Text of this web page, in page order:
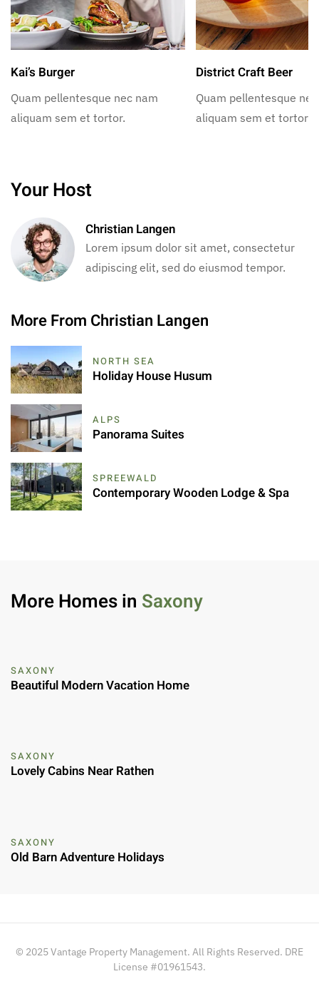
Kai’s Burger
Quam pellentesque nec nam
aliquam sem et tortor.
District Craft Beer
Quam pellentesque
aliquam sem et tortor.
Your Host
Christian Langen
Lorem ipsum dolor sit amet, consectetur
adipiscing elit, sed do eiusmod tempor.
More From Christian Langen
NORTH SEA
Holiday House Husum
ALPS
Panorama Suites
SPREEWALD
Contemporary Wooden Lodge & Spa
More Homes in Saxony
SAXONY
Beautiful Modern Vacation Home
SAXONY
Lovely Cabins Near Rathen
SAXONY
Old Barn Adventure Holidays
© 2025 Vantage Property Management. All Rights Reserved. DRE
License #01961543.